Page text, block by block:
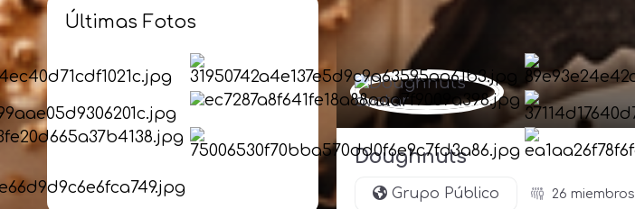
Doughnuts
Grupo Público 26 miembros
Últimas Fotos